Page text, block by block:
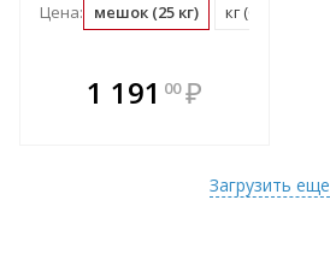
Цена: мешок (25 кг) кг (0.04 мешок)
1 191 00 ₽
Загрузить еще